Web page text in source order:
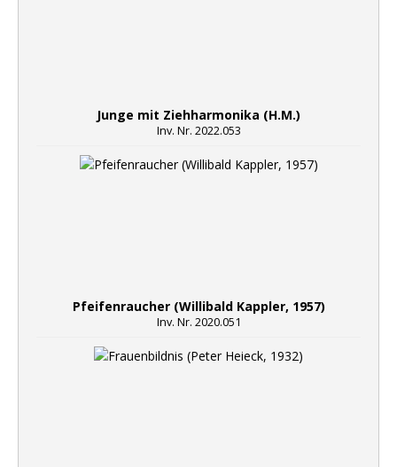
Junge mit Ziehharmonika (H.M.)
Inv. Nr. 2022.053
Pfeifenraucher (Willibald Kappler, 1957)
Inv. Nr. 2020.051